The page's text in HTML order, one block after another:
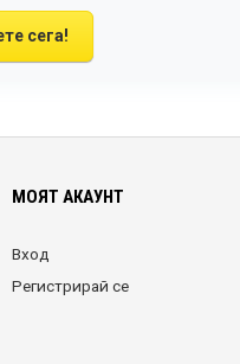
сега!
МОЯТ АКАУНТ
Вход
Регистрирай се